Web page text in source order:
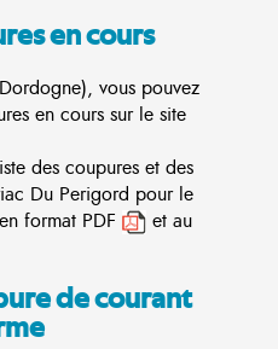
en cours
vous pouvez
en cours sur le site
des coupures et des
Du Perigord pour le
format PDF
et au
de courant